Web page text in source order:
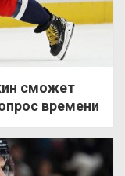
сможет
времени